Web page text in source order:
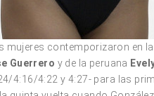
contemporizaron en
Guerrero y de la peruana
4:16/4:22 y 4:27- para las